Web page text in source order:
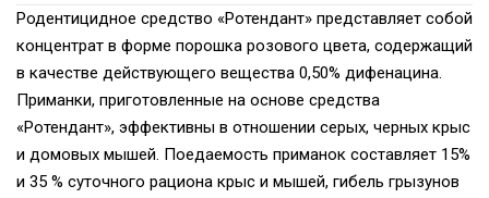
Родентицидное средство «Ротендант» представляет собой
концентрат в форме порошка розового цвета, содержащий
в качестве действующего вещества 0,50% дифенацина.
Приманки, приготовленные на основе средства
«Ротендант», эффективны в отношении серых, черных крыс
и домовых мышей. Поедаемость приманок составляет 15%
и 35 % суточного рациона крыс и мышей, гибель грызунов